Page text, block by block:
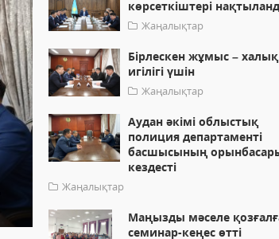
көрсеткіштері
Жаңалықтар
Бірлескен жұмыс – халық
игілігі үшін
Жаңалықтар
Аудан әкімі облыстық
полиция департаменті
басшысының
кездесті
Жаңалықтар
Маңызды мәселе
семинар-кеңес өтті